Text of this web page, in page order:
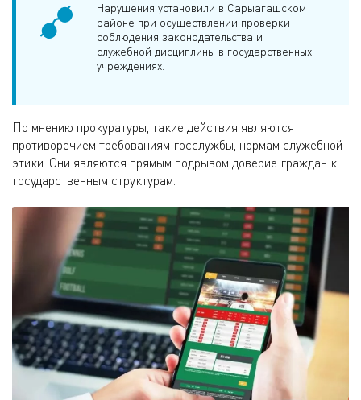
Нарушения установили в Сарыагашском
районе при осуществлении проверки
соблюдения законодательства и
служебной дисциплины в государственных
учреждениях.
По мнению прокуратуры, такие действия являются
противоречием требованиям госслужбы, нормам служебной
этики. Они являются прямым подрывом доверие граждан к
государственным структурам.